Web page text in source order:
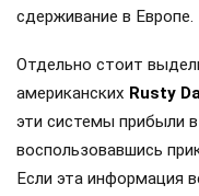
сдерживание в Европе.
Отдельно стоит
американских Rusty
эти системы прибыли
воспользовавшись
Если эта информация